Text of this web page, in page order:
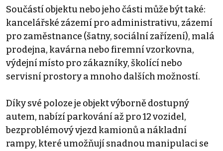
Součástí objektu nebo jeho části může být také:
kancelářské zázemí pro administrativu, zázemí
pro zaměstnance (šatny, sociální zařízení), malá
prodejna, kavárna nebo firemní vzorkovna,
výdejní místo pro zákazníky, školící nebo
servisní prostory a mnoho dalších možností.
Díky své poloze je objekt výborně dostupný
autem, nabízí parkování až pro 12 vozidel,
bezproblémový vjezd kamionů a nákladní
rampy, které umožňují snadnou manipulaci se